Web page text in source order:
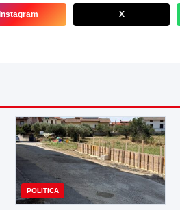
Instagram X
POLITICA